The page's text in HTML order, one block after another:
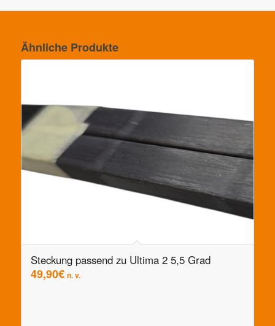
Ähnliche Produkte
Steckung passend zu Ultima 2 5,5 Grad
49,90€ n. v.